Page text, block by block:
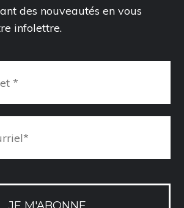
des nouveautés en vous
infolettre.